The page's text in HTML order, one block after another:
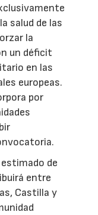
salud de las
la
un déficit
en las
europeas.
por
de
entre
Castilla y